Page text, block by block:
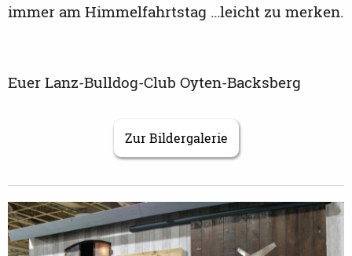
immer am Himmelfahrtstag …leicht zu merken.
Euer Lanz-Bulldog-Club Oyten-Backsberg
Zur Bildergalerie